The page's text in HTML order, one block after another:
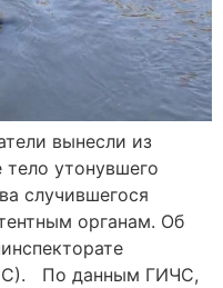
вынесли из
утонувшего
случившегося
органам. Об
По данным ГИЧС,